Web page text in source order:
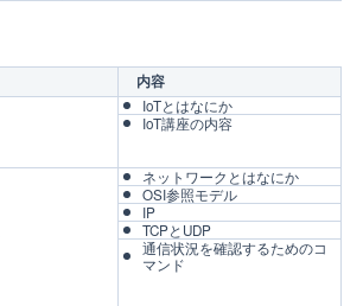
内容
IoTとはなにか
IoT講座の内容
ネットワークとはなにか
OSI参照モデル
IP
TCPとUDP
通信状況を確認するためのコ
マンド